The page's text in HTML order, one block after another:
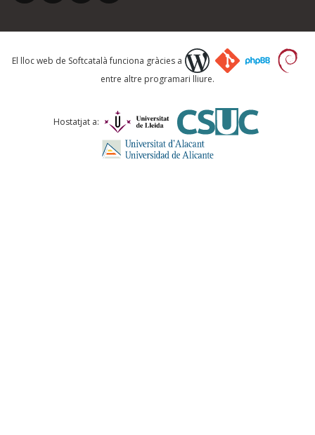
Què proposeu?
Comentari *
El lloc web de Softcatalà funciona gràcies a
entre altre programari lliure.
Hostatjat a: